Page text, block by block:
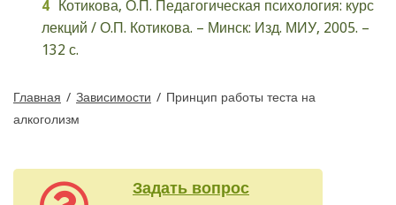
Котикова, О.П. Педагогическая психология: курс
лекций / О.П. Котикова. – Минск: Изд. МИУ, 2005. –
132 с.
Главная / Зависимости / Принцип работы теста на
алкоголизм
Задать вопрос